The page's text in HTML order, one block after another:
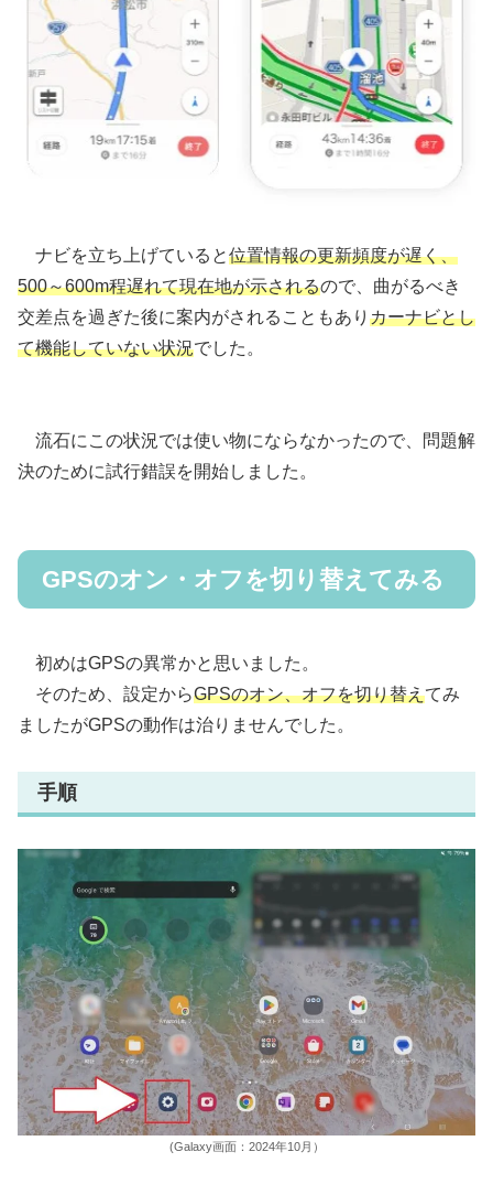
ナビを立ち上げていると位置情報の更新頻度が遅く、
500～600m程遅れて現在地が示されるので、曲がるべき
交差点を過ぎた後に案内がされることもあり カーナビとし
て機能していない状況でした。
流石にこの状況では使い物にならなかったので、問題解
決のために試行錯誤を開始しました。
GPSのオン・オフを切り替えてみる
初めはGPSの異常かと思いました。
そのため、設定からGPSのオン、オフを切り替えてみ
ましたがGPSの動作は治りませんでした。
手順
(Galaxy画面：2024年10月）